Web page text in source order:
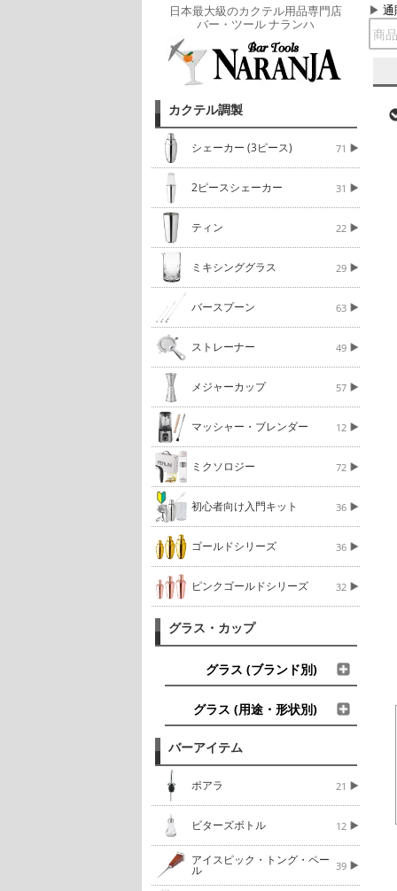
日本最大級のカクテル用品専門店
バー・ツール ナランハ
通
カクテル調製
シェーカー (3ピース) 71
2ピースシェーカー 31
ティン 22
ミキシンググラス 29
バースプーン 63
ストレーナー 49
メジャーカップ 57
マッシャー・ブレンダー 12
ミクソロジー 72
初心者向け入門キット 36
ゴールドシリーズ 36
ピンクゴールドシリーズ 32
グラス・カップ
グラス (ブランド別)
グラス (用途・形状別)
バーアイテム
ポアラ 21
ビターズボトル 12
アイスピック・トング・ペー
ル 39